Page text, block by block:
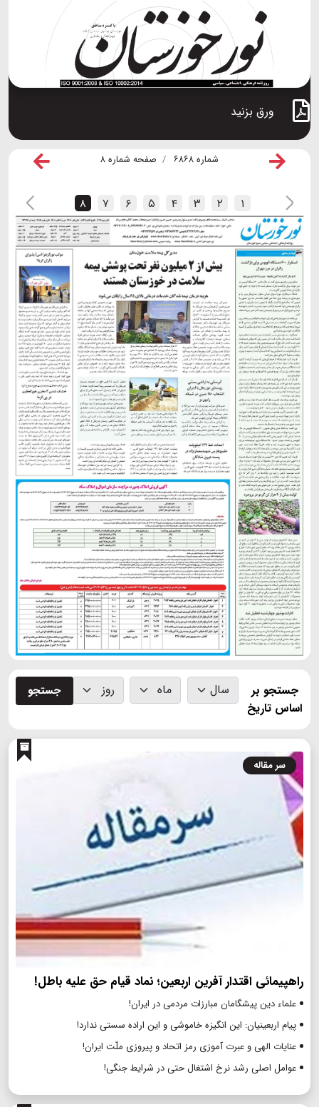
ورق بزنید
شماره ۶۸۶۸ صفحه شماره ۸
۱ ۲ ۳ ۴ ۵ ۶ ۷ ۸
جستجو بر
اساس تاریخ
جستجو
سر مقاله
راهپیمائی اقتدار آفرین اربعین؛ نماد قیام حق علیه باطل!
علماء دین پیشگامان مبارزات مردمی در ایران!
پیام اربعینیان: این انگیزه خاموشی و این اراده سستی ندارد!
عنایات الهی و عبرت آموزی رمز اتحاد و پیروزی ملّت ایران!
عوامل اصلی رشد نرخ اشتغال حتی در شرایط جنگی!